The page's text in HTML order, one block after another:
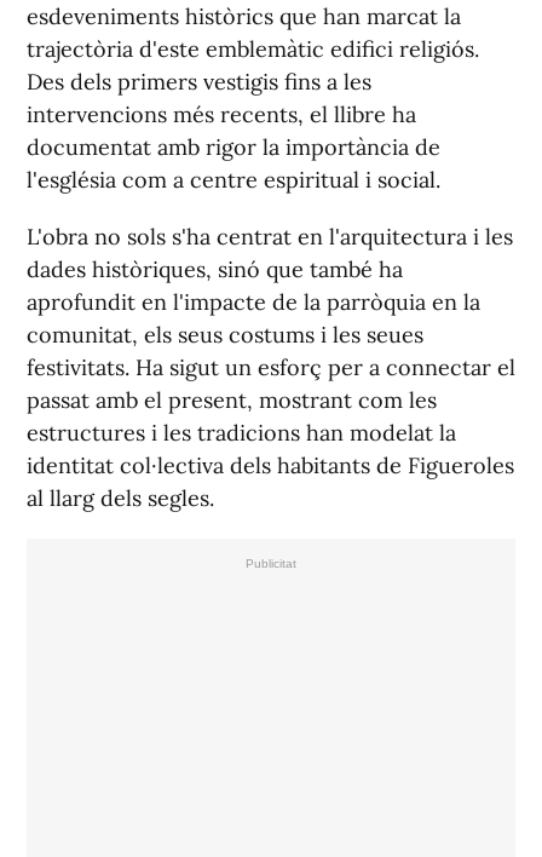
esdeveniments històrics que han marcat la
trajectòria d'este emblemàtic edifici religiós.
Des dels primers vestigis fins a les
intervencions més recents, el llibre ha
documentat amb rigor la importància de
l'església com a centre espiritual i social.
L'obra no sols s'ha centrat en l'arquitectura i les
dades històriques, sinó que també ha
aprofundit en l'impacte de la parròquia en la
comunitat, els seus costums i les seues
festivitats. Ha sigut un esforç per a connectar el
passat amb el present, mostrant com les
estructures i les tradicions han modelat la
identitat col·lectiva dels habitants de Figueroles
al llarg dels segles.